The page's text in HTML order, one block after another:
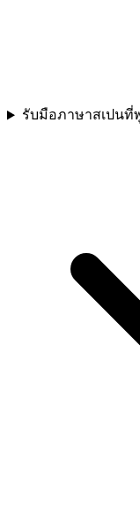
รับมือภาษาสเปนที่